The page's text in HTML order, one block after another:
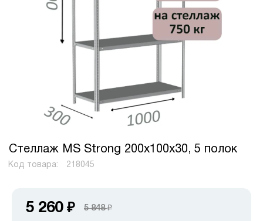
Стеллаж MS Strong 200х100х30, 5 полок
Код товара: 218045
5 260 ₽ 5 848₽